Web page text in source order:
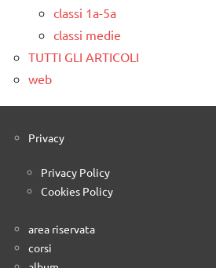
classi 1a-5a
classi medie
TUTTI GLI ARTICOLI
web
Privacy
Privacy Policy
Cookies Policy
area riservata
corsi